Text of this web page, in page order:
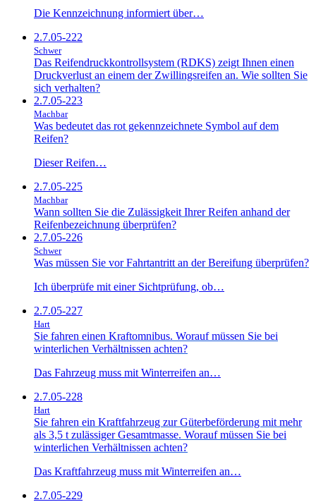
Die Kennzeichnung informiert über…
2.7.05-222
Schwer
Das Reifendruckkontrollsystem (RDKS) zeigt Ihnen einen
Druckverlust an einem der Zwillingsreifen an. Wie sollten Sie
sich verhalten?
2.7.05-223
Machbar
Was bedeutet das rot gekennzeichnete Symbol auf dem
Reifen?
Dieser Reifen…
2.7.05-225
Machbar
Wann sollten Sie die Zulässigkeit Ihrer Reifen anhand der
Reifenbezeichnung überprüfen?
2.7.05-226
Schwer
Was müssen Sie vor Fahrtantritt an der Bereifung überprüfen?
Ich überprüfe mit einer Sichtprüfung, ob…
2.7.05-227
Hart
Sie fahren einen Kraftomnibus. Worauf müssen Sie bei
winterlichen Verhältnissen achten?
Das Fahrzeug muss mit Winterreifen an…
2.7.05-228
Hart
Sie fahren ein Kraftfahrzeug zur Güterbeförderung mit mehr
als 3,5 t zulässiger Gesamtmasse. Worauf müssen Sie bei
winterlichen Verhältnissen achten?
Das Kraftfahrzeug muss mit Winterreifen an…
2.7.05-229